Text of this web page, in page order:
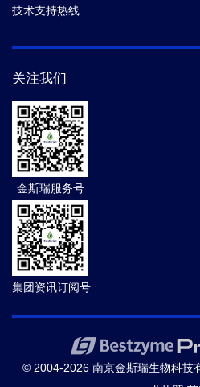
技术支持热线
关注我们
金斯瑞服务号
集团资讯订阅号
© 2004-2026 南京金斯瑞生物科技